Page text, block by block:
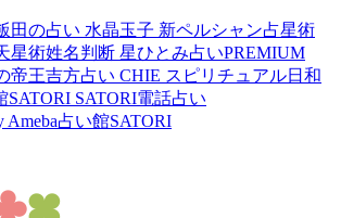
田の占い 水晶玉子 新ペルシャン占星術
星術姓名判断 星ひとみ占いPREMIUM
帝王吉方占い CHIE スピリチュアル日和
SATORI SATORI電話占い
Ameba占い館SATORI